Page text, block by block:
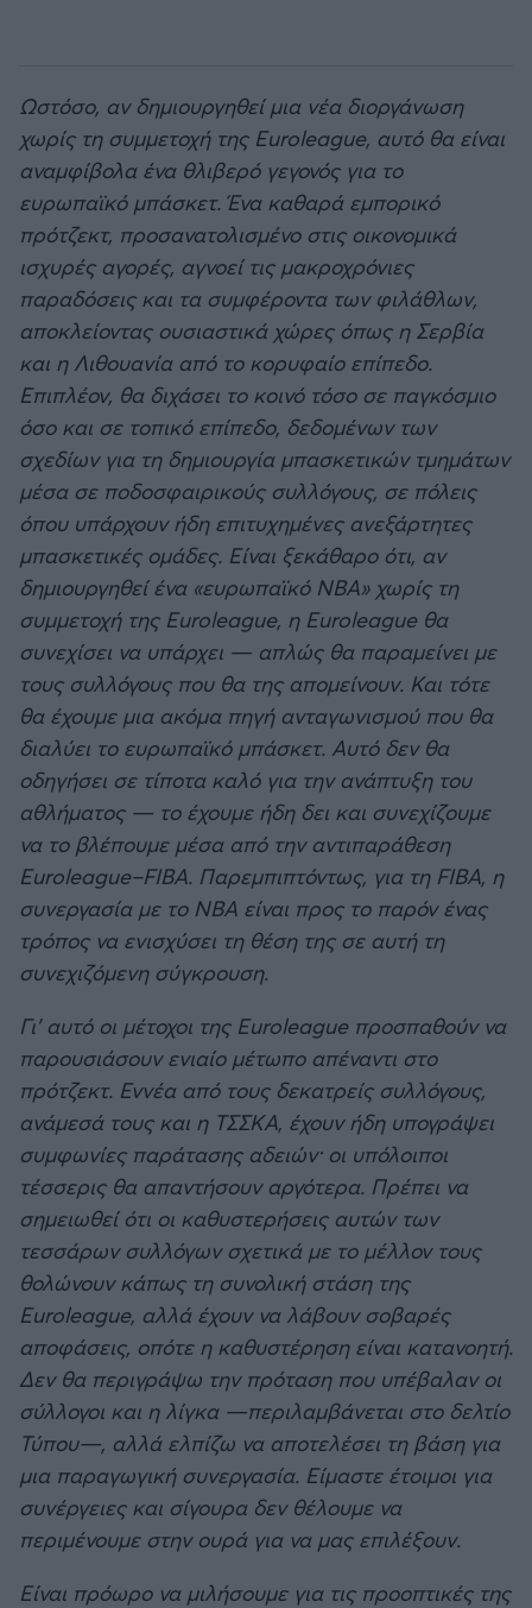
Ωστόσο, αν δημιουργηθεί μια νέα διοργάνωση
χωρίς τη συμμετοχή της Euroleague, αυτό θα είναι
αναμφίβολα ένα θλιβερό γεγονός για το
ευρωπαϊκό μπάσκετ. Ένα καθαρά εμπορικό
πρότζεκτ, προσανατολισμένο στις οικονομικά
ισχυρές αγορές, αγνοεί τις μακροχρόνιες
παραδόσεις και τα συμφέροντα των φιλάθλων,
αποκλείοντας ουσιαστικά χώρες όπως η Σερβία
και η Λιθουανία από το κορυφαίο επίπεδο.
Επιπλέον, θα διχάσει το κοινό τόσο σε παγκόσμιο
όσο και σε τοπικό επίπεδο, δεδομένων των
σχεδίων για τη δημιουργία μπασκετικών τμημάτων
μέσα σε ποδοσφαιρικούς συλλόγους, σε πόλεις
όπου υπάρχουν ήδη επιτυχημένες ανεξάρτητες
μπασκετικές ομάδες. Είναι ξεκάθαρο ότι, αν
δημιουργηθεί ένα «ευρωπαϊκό ΝΒΑ» χωρίς τη
συμμετοχή της Euroleague, η Euroleague θα
συνεχίσει να υπάρχει — απλώς θα παραμείνει με
τους συλλόγους που θα της απομείνουν. Και τότε
θα έχουμε μια ακόμα πηγή ανταγωνισμού που θα
διαλύει το ευρωπαϊκό μπάσκετ. Αυτό δεν θα
οδηγήσει σε τίποτα καλό για την ανάπτυξη του
αθλήματος — το έχουμε ήδη δει και συνεχίζουμε
να το βλέπουμε μέσα από την αντιπαράθεση
Euroleague–FIBA. Παρεμπιπτόντως, για τη FIBA, η
συνεργασία με το ΝΒΑ είναι προς το παρόν ένας
τρόπος να ενισχύσει τη θέση της σε αυτή τη
συνεχιζόμενη σύγκρουση.
Γι’ αυτό οι μέτοχοι της Euroleague προσπαθούν να
παρουσιάσουν ενιαίο μέτωπο απέναντι στο
πρότζεκτ. Εννέα από τους δεκατρείς συλλόγους,
ανάμεσά τους και η ΤΣΣΚΑ, έχουν ήδη υπογράψει
συμφωνίες παράτασης αδειών· οι υπόλοιποι
τέσσερις θα απαντήσουν αργότερα. Πρέπει να
σημειωθεί ότι οι καθυστερήσεις αυτών των
τεσσάρων συλλόγων σχετικά με το μέλλον τους
θολώνουν κάπως τη συνολική στάση της
Euroleague, αλλά έχουν να λάβουν σοβαρές
αποφάσεις, οπότε η καθυστέρηση είναι κατανοητή.
Δεν θα περιγράψω την πρόταση που υπέβαλαν οι
σύλλογοι και η λίγκα —περιλαμβάνεται στο δελτίο
Τύπου—, αλλά ελπίζω να αποτελέσει τη βάση για
μια παραγωγική συνεργασία. Είμαστε έτοιμοι για
συνέργειες και σίγουρα δεν θέλουμε να
περιμένουμε στην ουρά για να μας επιλέξουν.
Είναι πρόωρο να μιλήσουμε για τις προοπτικές της